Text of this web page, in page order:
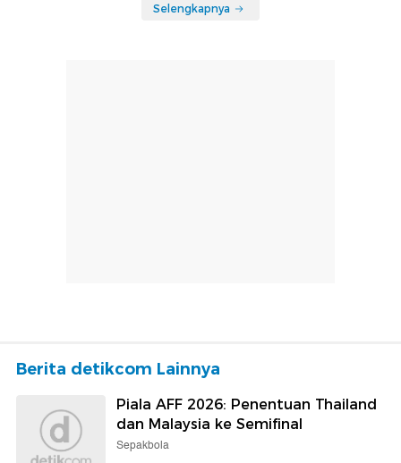
Selengkapnya
Berita detikcom Lainnya
Piala AFF 2026: Penentuan Thailand
dan Malaysia ke Semifinal
Sepakbola